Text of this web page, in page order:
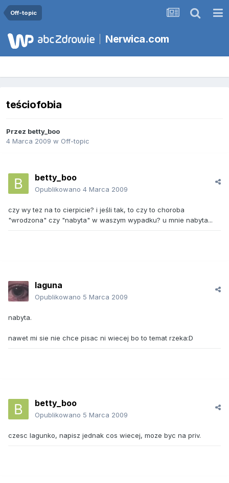
Off-topic
Nerwica.com
teściofobia
Przez betty_boo
4 Marca 2009 w Off-topic
betty_boo
Opublikowano 4 Marca 2009
czy wy tez na to cierpicie? i jeśli tak, to czy to choroba
"wrodzona" czy "nabyta" w waszym wypadku? u mnie nabyta...
laguna
Opublikowano 5 Marca 2009
nabyta.
nawet mi sie nie chce pisac ni wiecej bo to temat rzeka:D
betty_boo
Opublikowano 5 Marca 2009
czesc lagunko, napisz jednak cos wiecej, moze byc na priv.